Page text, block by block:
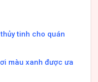
tinh cho quán
màu xanh được ưa